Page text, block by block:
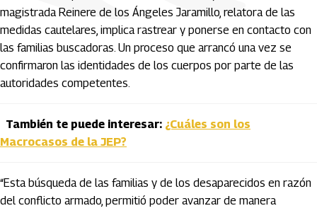
magistrada Reinere de los Ángeles Jaramillo, relatora de las
medidas cautelares, implica rastrear y ponerse en contacto con
las familias buscadoras. Un proceso que arrancó una vez se
confirmaron las identidades de los cuerpos por parte de las
autoridades competentes.
También te puede interesar: ¿Cuáles son los
Macrocasos de la JEP?
“Esta búsqueda de las familias y de los desaparecidos en razón
del conflicto armado, permitió poder avanzar de manera